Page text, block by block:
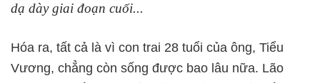
dạ dày giai đoạn cuối...
Hóa ra, tất cả là vì con trai 28 tuổi của ông, Tiểu
Vương, chẳng còn sống được bao lâu nữa. Lão